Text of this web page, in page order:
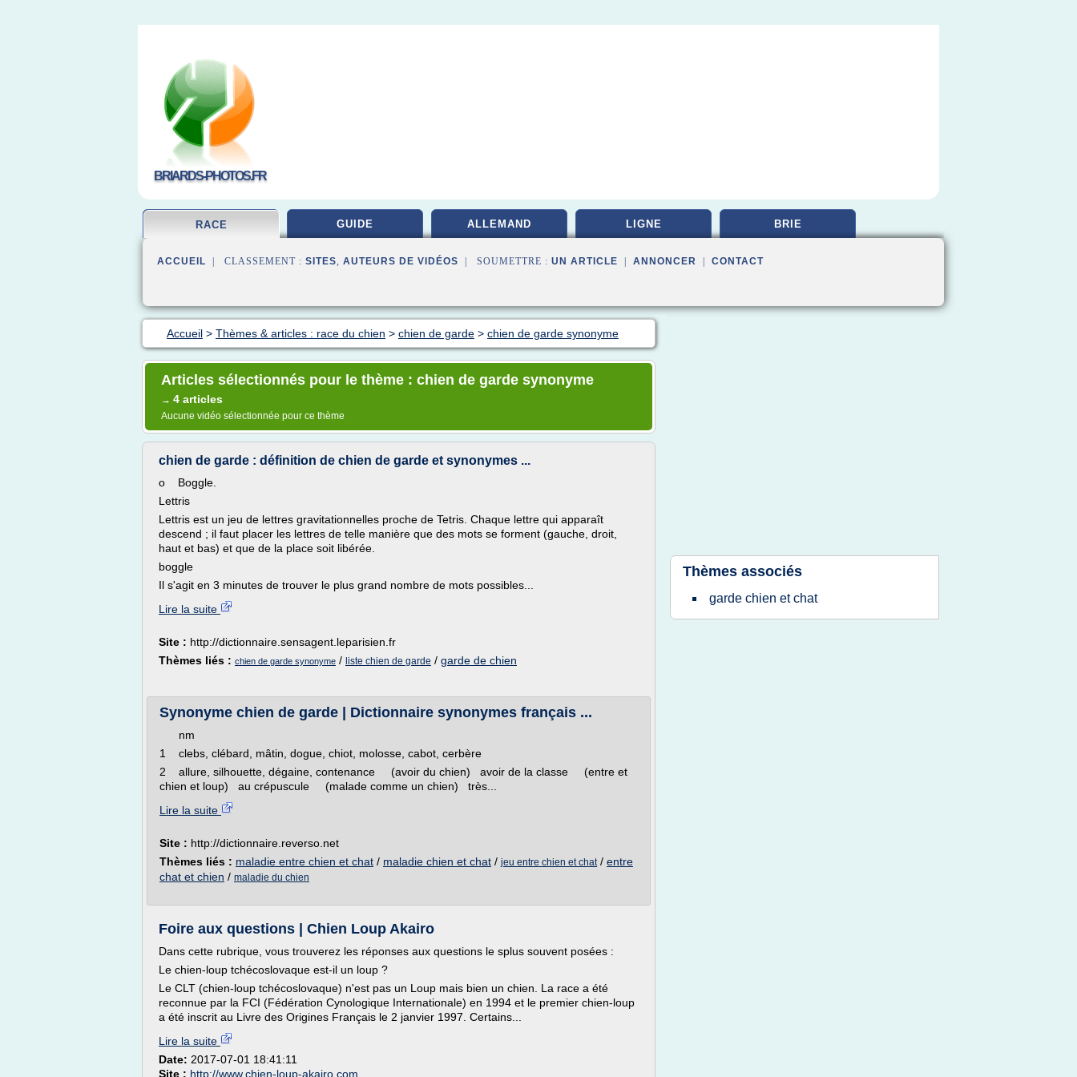
BRIARDS-PHOTOS.FR
RACE GUIDE ALLEMAND LIGNE BRIE
ACCUEIL | CLASSEMENT : SITES, AUTEURS DE VIDÉOS | SOUMETTRE : UN ARTICLE ANNONCER CONTACT
Accueil > Thèmes & articles : race du chien > chien de garde > chien de garde synonyme
Articles sélectionnés pour le thème : chien de garde synonyme
→ 4 articles
Aucune vidéo sélectionnée pour ce thème
chien de garde : définition de chien de garde et synonymes ...
o Boggle.
Lettris
Lettris est un jeu de lettres gravitationnelles proche de Tetris. Chaque lettre qui apparaît
descend ; il faut placer les lettres de telle manière que des mots se forment (gauche, droit,
haut et bas) et que de la place soit libérée.
boggle
Il s'agit en 3 minutes de trouver le plus grand nombre de mots possibles...
Lire la suite
Site : http://dictionnaire.sensagent.leparisien.fr
Thèmes liés : chien de garde synonyme / liste chien de garde / garde de chien
Synonyme chien de garde | Dictionnaire synonymes français ...
nm
1 clebs, clébard, mâtin, dogue, chiot, molosse, cabot, cerbère
2 allure, silhouette, dégaine, contenance (avoir du chien) avoir de la classe (entre et
chien et loup) au crépuscule (malade comme un chien) très...
Lire la suite
Site : http://dictionnaire.reverso.net
Thèmes liés : maladie entre chien et chat / maladie chien et chat / jeu entre chien et chat/ entre
chat et chien / maladie du chien
Foire aux questions | Chien Loup Akairo
Dans cette rubrique, vous trouverez les réponses aux questions le splus souvent posées :
Le chien-loup tchécoslovaque est-il un loup ?
Le CLT (chien-loup tchécoslovaque) n'est pas un Loup mais bien un chien. La race a été
reconnue par la FCI (Fédération Cynologique Internationale) en 1994 et le premier chien-loup
a été inscrit au Livre des Origines Français le 2 janvier 1997. Certains...
Lire la suite
Date: 2017-07-01 18:41:11
Site : http://www.chien-loup-akairo.com
Thèmes associés
garde chien et chat